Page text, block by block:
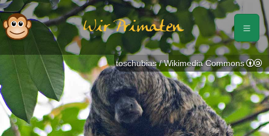
Wir Primaten
toschubias / Wikimedia Commons